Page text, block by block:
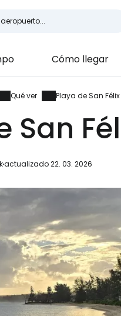
Cómo llegar
Qué ver Playa de San Félix
San
actualizado 22. 03. 2026